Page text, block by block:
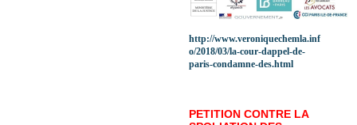
http://www.veroniquechemla.inf
o/2018/03/la-cour-dappel-de-
paris-condamne-des.html
PETITION CONTRE LA